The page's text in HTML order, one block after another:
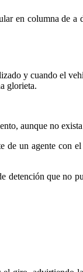
en columna de a
y cuando el
glorieta.
aunque no
de un agente con
que no